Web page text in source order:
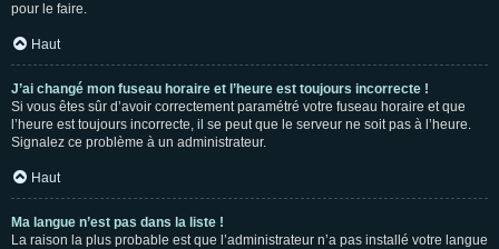
pour le faire.
Haut
J’ai changé mon fuseau horaire et l’heure est toujours incorrecte !
Si vous êtes sûr d’avoir correctement paramétré votre fuseau horaire et que
l’heure est toujours incorrecte, il se peut que le serveur ne soit pas à l’heure.
Signalez ce problème à un administrateur.
Haut
Ma langue n’est pas dans la liste !
La raison la plus probable est que l’administrateur n’a pas installé votre langue